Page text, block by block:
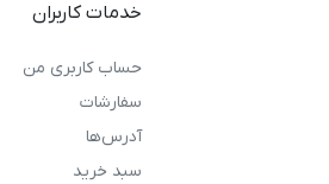
خدمات کاربران
حساب کاربری من
سفارشات
آدرس‌ها
سبد خرید